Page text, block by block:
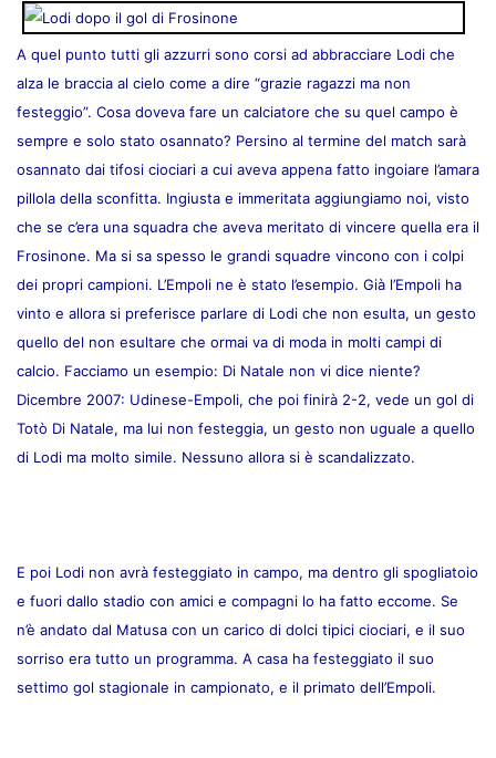
A quel punto tutti gli azzurri sono corsi ad abbracciare Lodi che
alza le braccia al cielo come a dire “grazie ragazzi ma non
festeggio”. Cosa doveva fare un calciatore che su quel campo è
sempre e solo stato osannato? Persino al termine del match sarà
osannato dai tifosi ciociari a cui aveva appena fatto ingoiare l’amara
pillola della sconfitta. Ingiusta e immeritata aggiungiamo noi, visto
che se c’era una squadra che aveva meritato di vincere quella era il
Frosinone. Ma si sa spesso le grandi squadre vincono con i colpi
dei propri campioni. L’Empoli ne è stato l’esempio. Già l’Empoli ha
vinto e allora si preferisce parlare di Lodi che non esulta, un gesto
quello del non esultare che ormai va di moda in molti campi di
calcio. Facciamo un esempio: Di Natale non vi dice niente?
Dicembre 2007: Udinese-Empoli, che poi finirà 2-2, vede un gol di
Totò Di Natale, ma lui non festeggia, un gesto non uguale a quello
di Lodi ma molto simile. Nessuno allora si è scandalizzato.
E poi Lodi non avrà festeggiato in campo, ma dentro gli spogliatoio
e fuori dallo stadio con amici e compagni lo ha fatto eccome. Se
n’è andato dal Matusa con un carico di dolci tipici ciociari, e il suo
sorriso era tutto un programma. A casa ha festeggiato il suo
settimo gol stagionale in campionato, e il primato dell’Empoli.